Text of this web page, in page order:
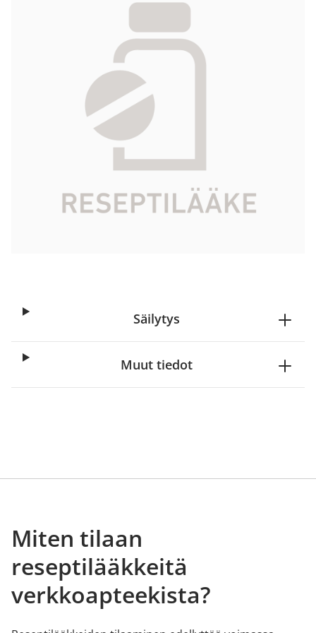
varten 2 mg/ml 10 ml
10 372,90 €
412241
Vaikuttava aine sebelipaasialfa
10 ml
Alexion Pharma Nordics AB
Tarkista Kela-korvattavuus
Säilytys
Muut tiedot
Miten tilaan
reseptilääkkeitä
verkkoapteekista?